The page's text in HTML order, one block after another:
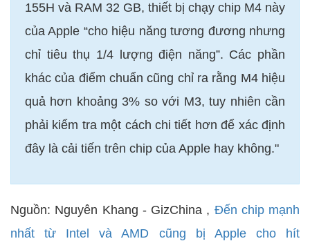
155H và RAM 32 GB, thiết bị chạy chip M4 này
của Apple “cho hiệu năng tương đương nhưng
chỉ tiêu thụ 1/4 lượng điện năng”. Các phần
khác của điểm chuẩn cũng chỉ ra rằng M4 hiệu
quả hơn khoảng 3% so với M3, tuy nhiên cần
phải kiểm tra một cách chi tiết hơn để xác định
đây là cải tiến trên chip của Apple hay không."
Nguồn: Nguyên Khang - GizChina , Đến chip mạnh
nhất từ Intel và AMD cũng bị Apple cho hít